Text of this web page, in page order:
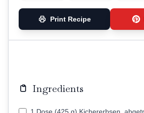
Print Recipe
Ingredients
1 Dose (425 g) Kichererbsen,